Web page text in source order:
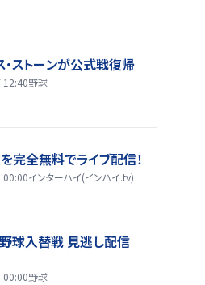
・ストーンが公式戦復帰
野球
完全無料でライブ配信！
インターハイ(インハイ.tv)
球入替戦 見逃し配信
野球